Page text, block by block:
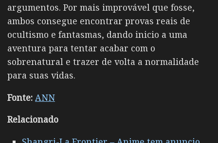
argumentos. Por mais improvável que fosse,
ambos consegue encontrar provas reais de
ocultismo e fantasmas, dando inicio a uma
aventura para tentar acabar com o
sobrenatural e trazer de volta a normalidade
para suas vidas.
Fonte: ANN
Relacionado